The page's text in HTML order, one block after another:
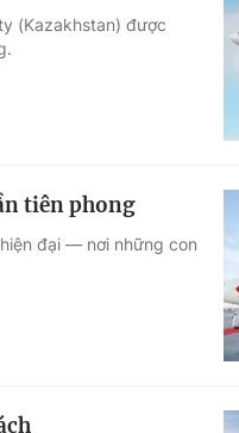
trực tuyến
(Kazakhstan) được
tiên phong
đại — nơi những con